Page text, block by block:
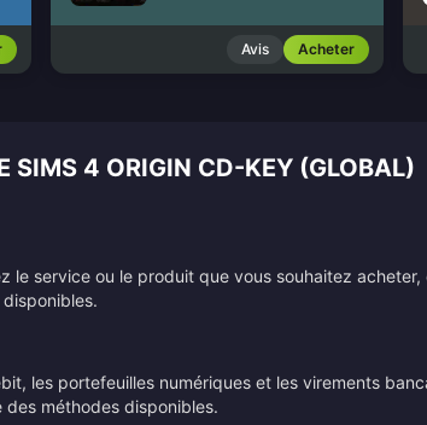
Avis Acheter
SIMS 4 ORIGIN CD-KEY (GLOBAL)
service ou le produit que vous souhaitez
les portefeuilles numériques et les virements
méthodes disponibles.